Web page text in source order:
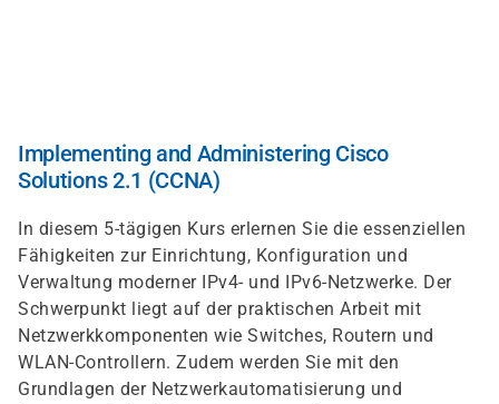
Implementing and Administering Cisco
Solutions 2.1 (CCNA)
In diesem 5-tägigen Kurs erlernen Sie die essenziellen
Fähigkeiten zur Einrichtung, Konfiguration und
Verwaltung moderner IPv4- und IPv6-Netzwerke. Der
Schwerpunkt liegt auf der praktischen Arbeit mit
Netzwerkkomponenten wie Switches, Routern und
WLAN-Controllern. Zudem werden Sie mit den
Grundlagen der Netzwerkautomatisierung und